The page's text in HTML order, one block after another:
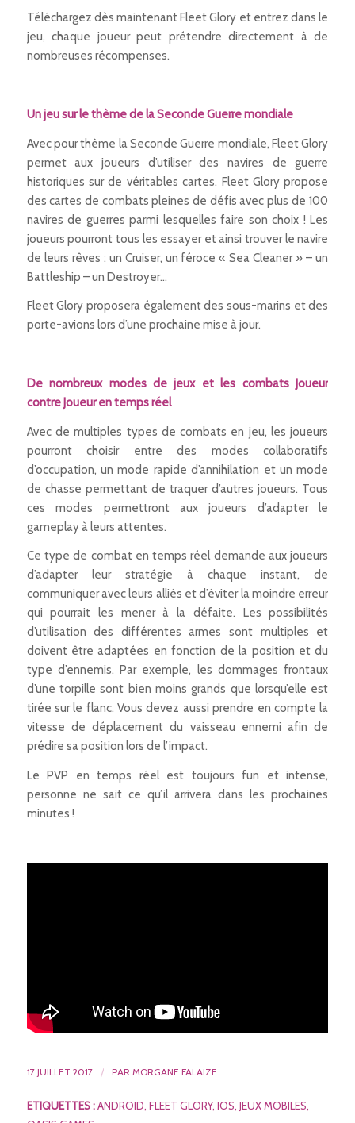
Téléchargez dès maintenant Fleet Glory et entrez dans le
jeu, chaque joueur peut prétendre directement à de
nombreuses récompenses.
Un jeu sur le thème de la Seconde Guerre mondiale
Avec pour thème la Seconde Guerre mondiale, Fleet Glory
permet aux joueurs d’utiliser des navires de guerre
historiques sur de véritables cartes. Fleet Glory propose
des cartes de combats pleines de défis avec plus de 100
navires de guerres parmi lesquelles faire son choix ! Les
joueurs pourront tous les essayer et ainsi trouver le navire
de leurs rêves : un Cruiser, un féroce « Sea Cleaner » – un
Battleship – un Destroyer…
Fleet Glory proposera également des sous-marins et des
porte-avions lors d’une prochaine mise à jour.
De nombreux modes de jeux et les combats Joueur
contre Joueur en temps réel
Avec de multiples types de combats en jeu, les joueurs
pourront choisir entre des modes collaboratifs
d’occupation, un mode rapide d’annihilation et un mode
de chasse permettant de traquer d’autres joueurs. Tous
ces modes permettront aux joueurs d’adapter le
gameplay à leurs attentes.
Ce type de combat en temps réel demande aux joueurs
d’adapter leur stratégie à chaque instant, de
communiquer avec leurs alliés et d’éviter la moindre erreur
qui pourrait les mener à la défaite. Les possibilités
d’utilisation des différentes armes sont multiples et
doivent être adaptées en fonction de la position et du
type d’ennemis. Par exemple, les dommages frontaux
d’une torpille sont bien moins grands que lorsqu’elle est
tirée sur le flanc. Vous devez aussi prendre en compte la
vitesse de déplacement du vaisseau ennemi afin de
prédire sa position lors de l’impact.
Le PVP en temps réel est toujours fun et intense,
personne ne sait ce qu’il arrivera dans les prochaines
minutes !
17 JUILLET 2017 / PAR MORGANE FALAIZE
ETIQUETTES : ANDROID, FLEET GLORY, IOS, JEUX MOBILES,